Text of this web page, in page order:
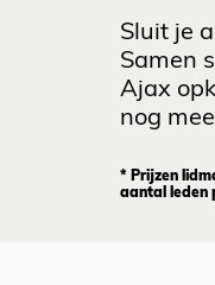
Sluit je
Samen
Ajax
nog
* Prijzen
aantal leden